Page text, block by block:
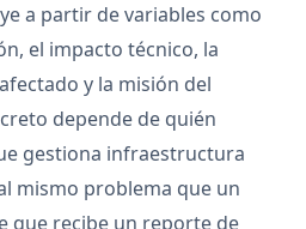
a partir de variables como
el impacto técnico, la
y la misión del
depende de quién
gestiona infraestructura
mismo problema que un
que recibe un reporte de